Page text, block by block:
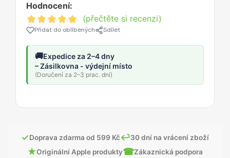
Hodnocení:
(přečtěte si recenzi)
Přidat do oblíbených Sdílet
🚚Expedice za 2–4 dny
– Zásilkovna - výdejní místo
(Doručení za 2–3 prac. dní)
✓Doprava zdarma od 599 Kč↩30 dní na vrácení zboží
★Originální Apple produkty☎Zákaznická podpora